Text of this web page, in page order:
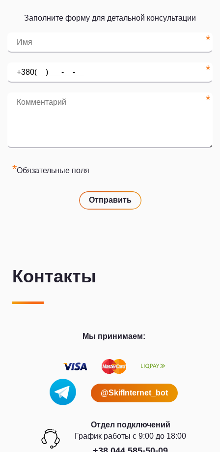
Заполните форму для детальной консультации
*
*
*
*Обязательные поля
Отправить
Контакты
Мы принимаем:
@SkifInternet_bot
Отдел подключений
График работы с 9:00 до 18:00